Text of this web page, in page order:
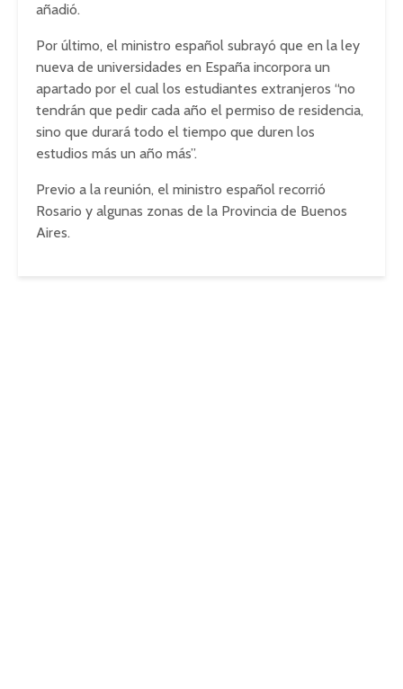
añadió.
Por último, el ministro español subrayó que en la ley
nueva de universidades en España incorpora un
apartado por el cual los estudiantes extranjeros “no
tendrán que pedir cada año el permiso de residencia,
sino que durará todo el tiempo que duren los
estudios más un año más”.
Previo a la reunión, el ministro español recorrió
Rosario y algunas zonas de la Provincia de Buenos
Aires.